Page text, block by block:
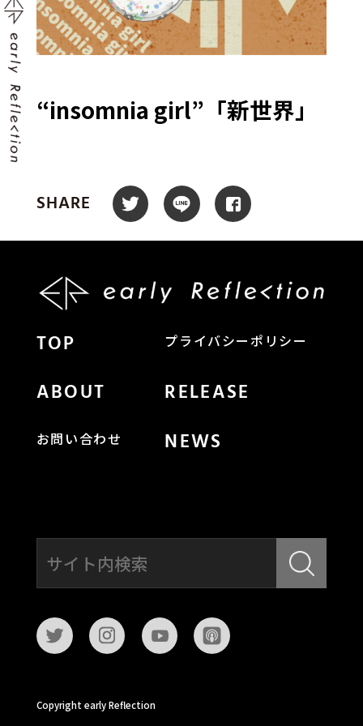
“insomnia girl”「新世界」
SHARE
TOP プライバシーポリシー
ABOUT RELEASE
お問い合わせ NEWS
Copyright early Reflection